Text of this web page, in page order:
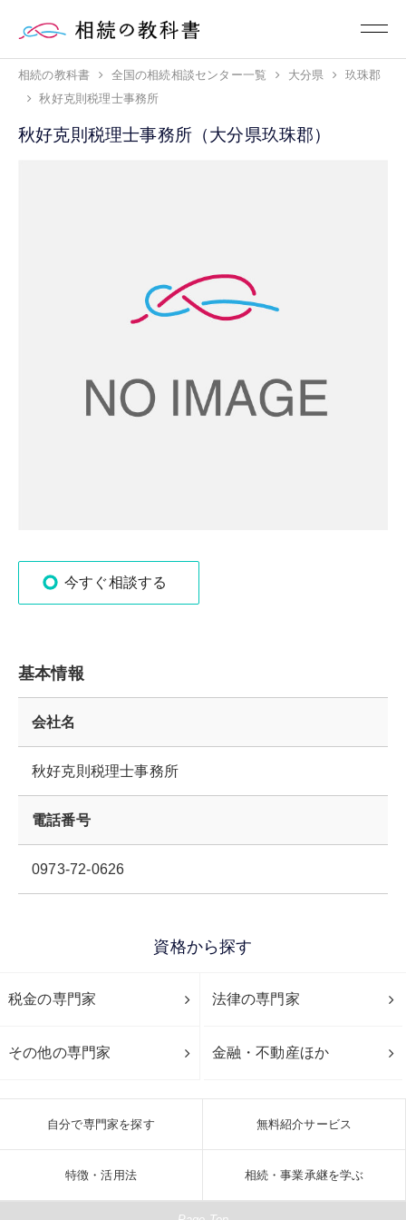
相続の教科書 全国の相続相談センター一覧 大分県
玖珠郡
秋好克則税理士事務所
秋好克則税理士事務所（大分県玖珠郡）
今すぐ相談する
基本情報
会社名
秋好克則税理士事務所
電話番号
0973-72-0626
資格から探す
税金の専門家 法律の専門家
その他の専門家 金融・不動産ほか
自分で専門家を探す 無料紹介サービス
特徴・活用法 相続・事業承継を学ぶ